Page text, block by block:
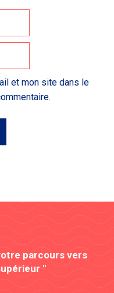
et mon site dans le
parcours vers
"